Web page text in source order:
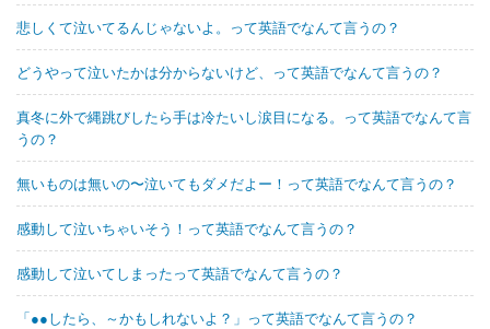
悲しくて泣いてるんじゃないよ。って英語でなんて言うの？
どうやって泣いたかは分からないけど、って英語でなんて言うの？
真冬に外で縄跳びしたら手は冷たいし涙目になる。って英語でなんて言
うの？
無いものは無いの〜泣いてもダメだよー！って英語でなんて言うの？
感動して泣いちゃいそう！って英語でなんて言うの？
感動して泣いてしまったって英語でなんて言うの？
「●●したら、～かもしれないよ？」って英語でなんて言うの？